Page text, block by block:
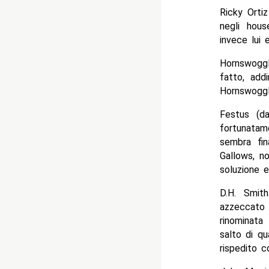
Ricky
negli
invece lui
fatto,
Festus
sembra
Gallows,
soluzione
D.H.
salto di
rispedito